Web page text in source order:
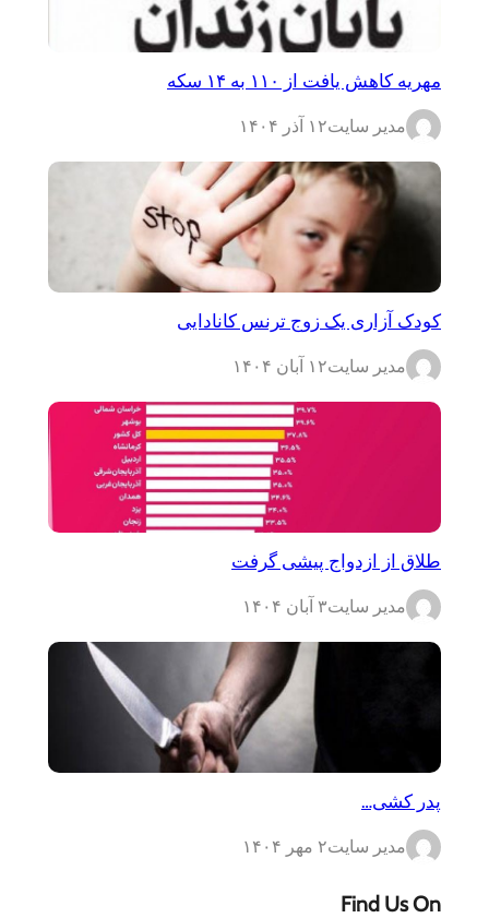
مهریه کاهش یافت از ۱۱۰ به ۱۴ سکه
مدیر سایت۱۲ آذر ۱۴۰۴
کودک آزاری یک زوج ترنس کانادایی
مدیر سایت۱۲ آبان ۱۴۰۴
طلاق از ازدواج پیشی گرفت
مدیر سایت۳ آبان ۱۴۰۴
پدر کشی…
مدیر سایت۲ مهر ۱۴۰۴
Find Us On